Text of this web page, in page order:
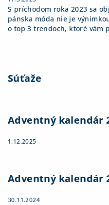
S príchodom roka 2023 sa
pánska móda nie je
o top 3 trendoch, ktoré vám
Súťaže
Adventný kalendár
1.12.2025
Adventný kalendár
30.11.2024